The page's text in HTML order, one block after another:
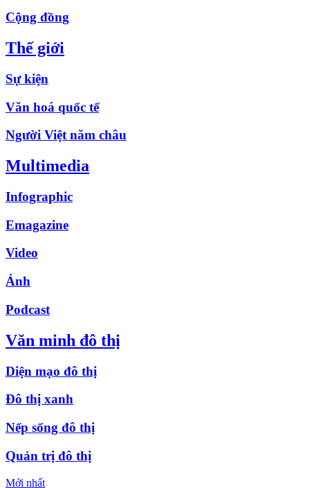
Cộng đồng
Thế giới
Sự kiện
Văn hoá quốc tế
Người Việt năm châu
Multimedia
Infographic
Emagazine
Video
Ảnh
Podcast
Văn minh đô thị
Diện mạo đô thị
Đô thị xanh
Nếp sống đô thị
Quản trị đô thị
Mới nhất